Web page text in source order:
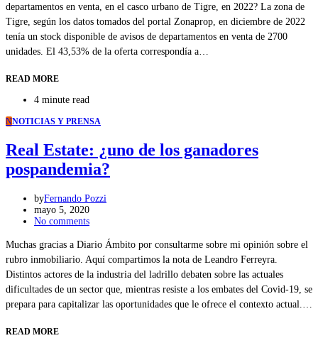
departamentos en venta, en el casco urbano de Tigre, en 2022? La zona de
Tigre, según los datos tomados del portal Zonaprop, en diciembre de 2022
tenía un stock disponible de avisos de departamentos en venta de 2700
unidades. El 43,53% de la oferta correspondía a…
READ MORE
4 minute read
NNOTICIAS Y PRENSA
Real Estate: ¿uno de los ganadores
pospandemia?
byFernando Pozzi
mayo 5, 2020
No comments
Muchas gracias a Diario Ámbito por consultarme sobre mi opinión sobre el
rubro inmobiliario. Aquí compartimos la nota de Leandro Ferreyra.
Distintos actores de la industria del ladrillo debaten sobre las actuales
dificultades de un sector que, mientras resiste a los embates del Covid-19, se
prepara para capitalizar las oportunidades que le ofrece el contexto actual.…
READ MORE